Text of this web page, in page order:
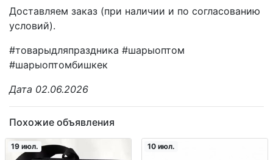
Доставляем заказ (при наличии и по согласованию
условий).
#товарыдляпраздника #шарыоптом
#шарыоптомбишкек
Дата 02.06.2026
Похожие объявления
19 июл. 10 июл.